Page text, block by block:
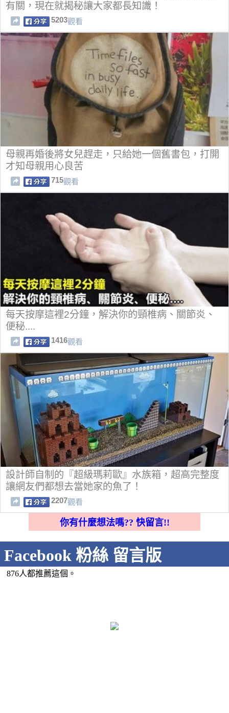
有關，現在就揭秘讓大家都長知識！
5203觀看
母親再婚後將女兒趕走，只給她一個舊書包，打開
才知母親用心良苦
715觀看
每天按摩這裡2分鐘，解決你的頸椎病、關節炎、
便秘....
1416觀看
設計師自制的『超級瑪莉歐』水族箱，超高完整度
讓網友們都想去當她家的魚了！
2207觀看
你有什麼想法嗎?? 快留言!!
Facebook 粉絲 留言版
876人都推薦這個。